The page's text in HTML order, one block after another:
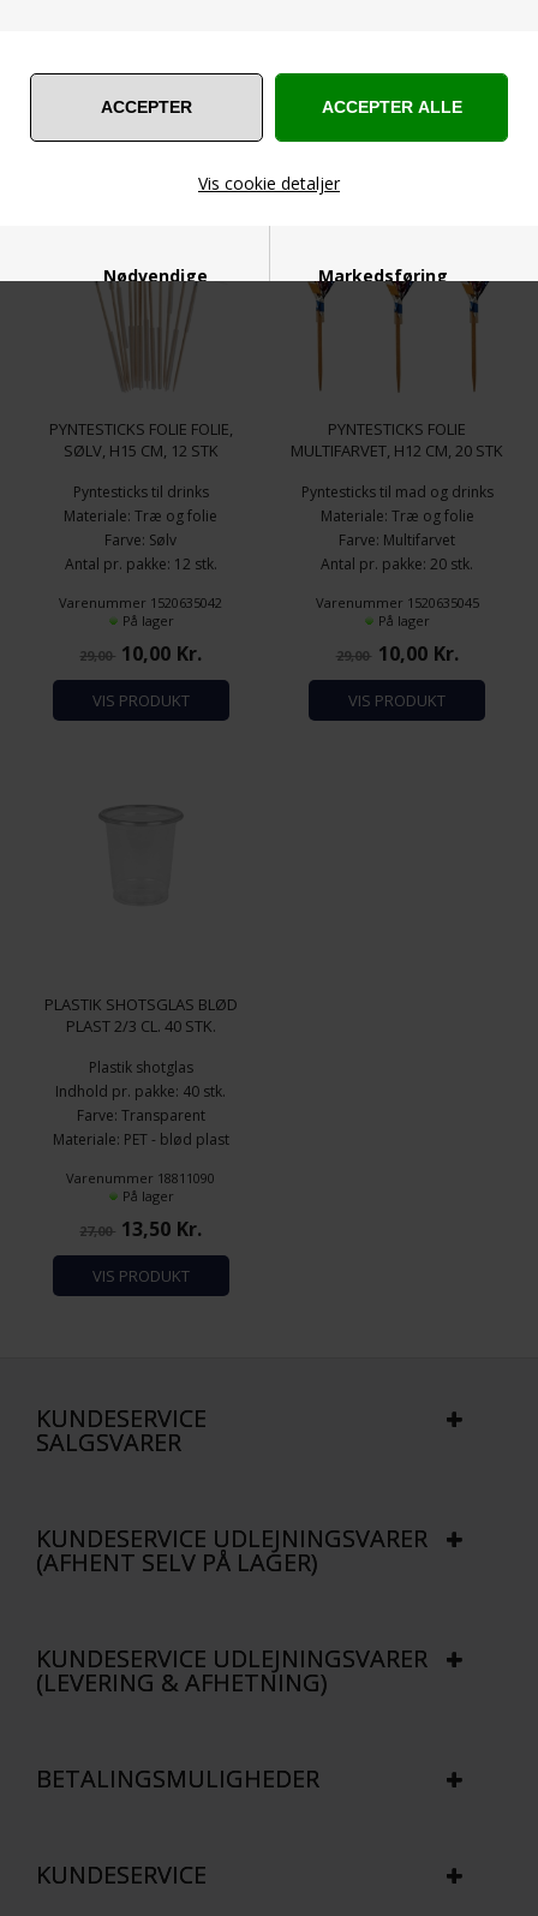
Vis cookie detaljer
Nødvendige Markedsføring
Funktionelle Statistiske
29,00 10,00 Kr.
29,00 10,00 Kr.
PYNTESTICKS FOLIE FOLIE,
SØLV, H15 CM, 12 STK
Pyntesticks til drinks
Materiale: Træ og folie
Farve: Sølv
Antal pr. pakke: 12 stk.
Varenummer 1520635042
På lager
29,00 10,00 Kr.
VIS PRODUKT
PYNTESTICKS FOLIE
MULTIFARVET, H12 CM, 20 STK
Pyntesticks til mad og drinks
Materiale: Træ og folie
Farve: Multifarvet
Antal pr. pakke: 20 stk.
Varenummer 1520635045
På lager
29,00 10,00 Kr.
VIS PRODUKT
PLASTIK SHOTSGLAS BLØD
PLAST 2/3 CL. 40 STK.
Plastik shotglas
Indhold pr. pakke: 40 stk.
Farve: Transparent
Materiale: PET - blød plast
Varenummer 18811090
På lager
27,00 13,50 Kr.
VIS PRODUKT
KUNDESERVICE
SALGSVARER
KUNDESERVICE UDLEJNINGSVARER
(AFHENT SELV PÅ LAGER)
KUNDESERVICE UDLEJNINGSVARER
(LEVERING & AFHETNING)
BETALINGSMULIGHEDER
KUNDESERVICE